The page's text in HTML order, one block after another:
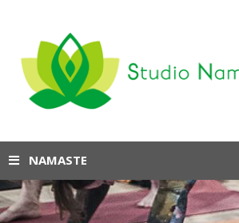
NAMASTE